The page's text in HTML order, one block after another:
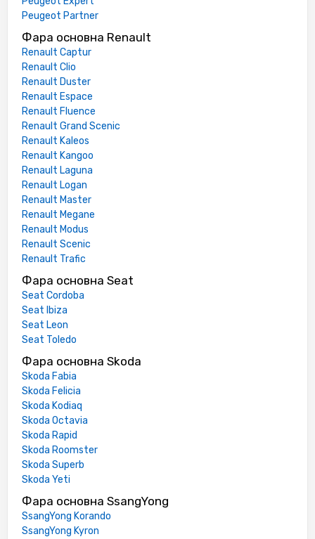
Peugeot Partner
Фара основна Renault
Renault Captur
Renault Clio
Renault Duster
Renault Espace
Renault Fluence
Renault Grand Scenic
Renault Kaleos
Renault Kangoo
Renault Laguna
Renault Logan
Renault Master
Renault Megane
Renault Modus
Renault Scenic
Renault Trafic
Фара основна Seat
Seat Cordoba
Seat Ibiza
Seat Leon
Seat Toledo
Фара основна Skoda
Skoda Fabia
Skoda Felicia
Skoda Kodiaq
Skoda Octavia
Skoda Rapid
Skoda Roomster
Skoda Superb
Skoda Yeti
Фара основна SsangYong
SsangYong Korando
SsangYong Kyron